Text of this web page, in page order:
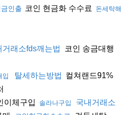
인출 코인 현금화 수수료
돈세탁해
거래소fds깨는법
코인 송금대행
입 탈세하는방법 컬쳐랜드91%
이체구입 솔라나구입
국내거래소